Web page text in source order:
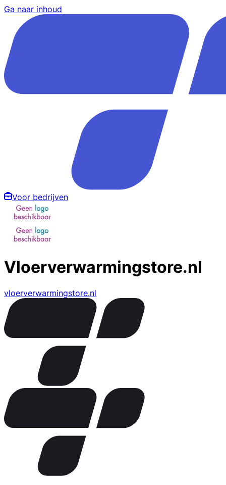
Ga naar inhoud
Voor bedrijven
Vloerverwarmingstore.nl
vloerverwarmingstore.nl